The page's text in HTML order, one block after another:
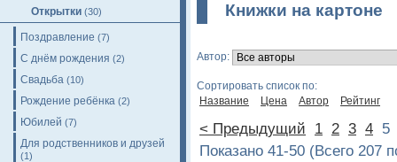
Открытки (30)
Поздравление (7)
С днём рождения (2)
Свадьба (10)
Рождение ребёнка (2)
Юбилей (7)
Для родственников и друзей
(1)
Книжки на картоне
Автор:
Сортировать список по:
Название
Цена Автор Рейтинг
< Предыдущий 1 2 3 4
Показано 41-50 (Всего 207